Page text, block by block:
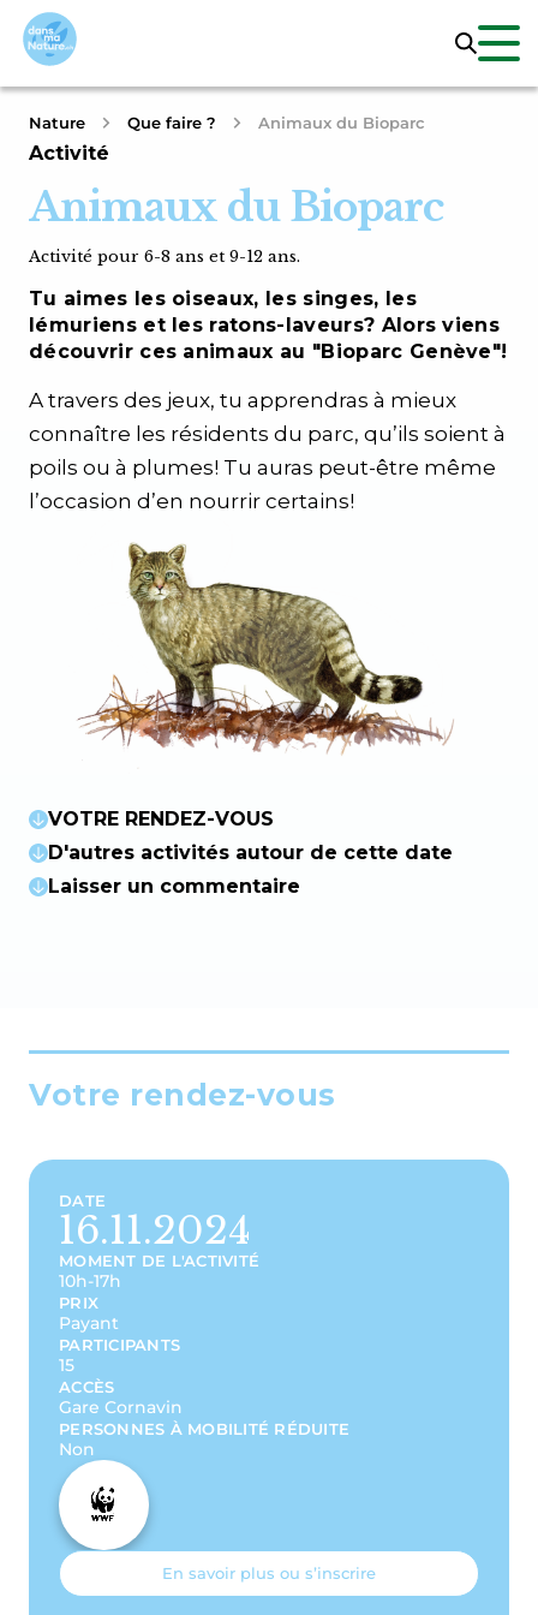
Nature Que faire ? Animaux du Bioparc
Activité
Animaux du Bioparc
Activité pour 6-8 ans et 9-12 ans.
Tu aimes les oiseaux, les singes, les
lémuriens et les ratons-laveurs? Alors viens
découvrir ces animaux au "Bioparc Genève"!
A travers des jeux, tu apprendras à mieux
connaître les résidents du parc, qu’ils soient à
poils ou à plumes! Tu auras peut-être même
l’occasion d’en nourrir certains!
VOTRE RENDEZ-VOUS
D'autres activités autour de cette date
Laisser un commentaire
Votre rendez-vous
DATE
16.11.2024
MOMENT DE L'ACTIVITÉ
10h-17h
PRIX
Payant
PARTICIPANTS
15
ACCÈS
Gare Cornavin
PERSONNES À MOBILITÉ RÉDUITE
Non
En savoir plus ou s’inscrire